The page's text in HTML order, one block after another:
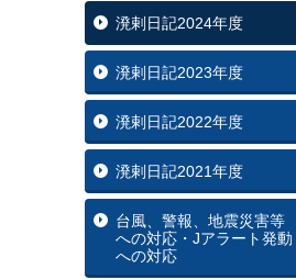
溌剌日記2024年度
溌剌日記2023年度
溌剌日記2022年度
溌剌日記2021年度
台風、警報、地震災害等
への対応・Jアラート発動
への対応